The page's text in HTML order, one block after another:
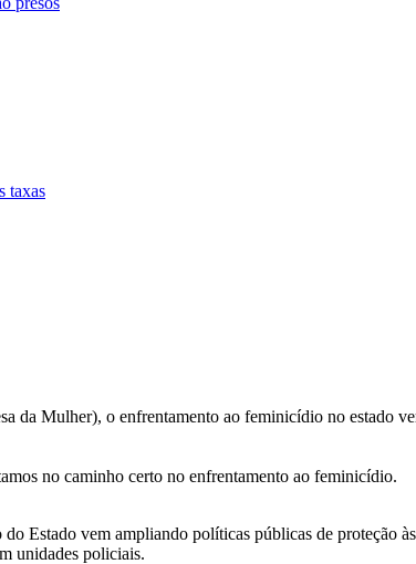
taxas
Mulher), o enfrentamento ao feminicídio no estado
no caminho certo no enfrentamento ao feminicídio.
Estado vem ampliando políticas públicas de proteção
unidades policiais.